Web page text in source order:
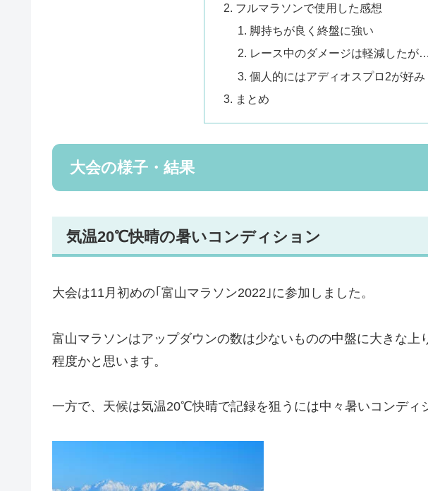
フルマラソンで使用した感想
脚持ちが良く終盤に強い
レース中のダメージは軽減したが…
個人的にはアディオスプロ2が好み
まとめ
大会の様子・結果
気温20℃快晴の暑いコンディション
大会は11月初めの｢富山マラソン2022｣に参加しました。
富山マラソンはアップダウンの数は少ないものの中盤に大きな上
程度かと思います。
一方で、天候は気温20℃快晴で記録を狙うには中々暑いコンディ